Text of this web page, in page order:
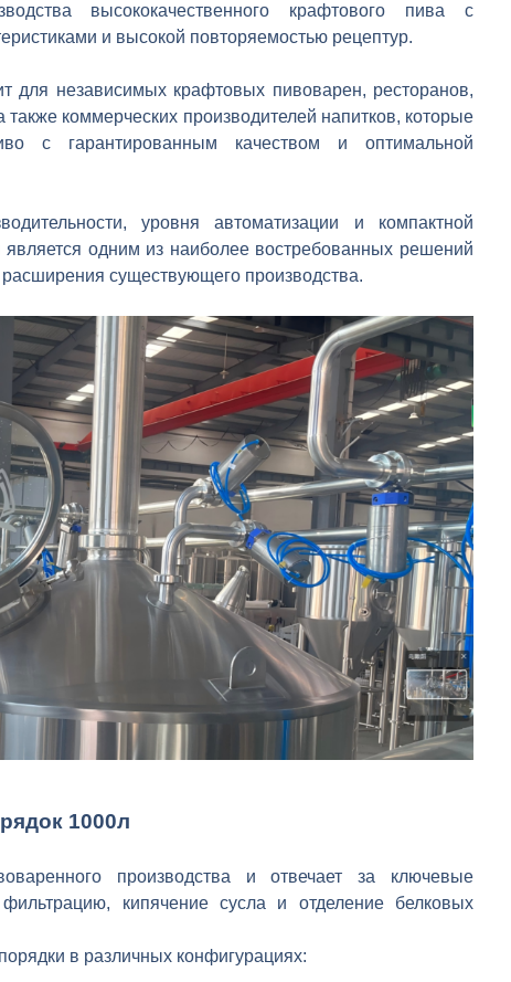
высококачественного крафтового пива с
и высокой повторяемостью рецептур.
для независимых крафтовых пивоварен, ресторанов,
коммерческих производителей напитков, которые
с гарантированным качеством и оптимальной
уровня автоматизации и компактной
одним из наиболее востребованных решений
расширения существующего производства.
1000л
производства и отвечает за ключевые
кипячение сусла и отделение белковых
в различных конфигурациях: